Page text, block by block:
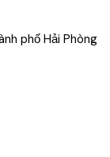
phố Hải Phòng